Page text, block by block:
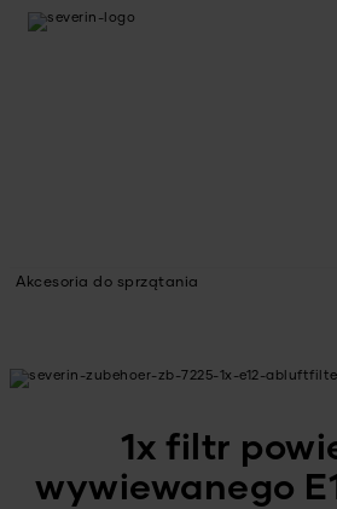
Akcesoria do sprzątania
1x filtr
wywiewanego